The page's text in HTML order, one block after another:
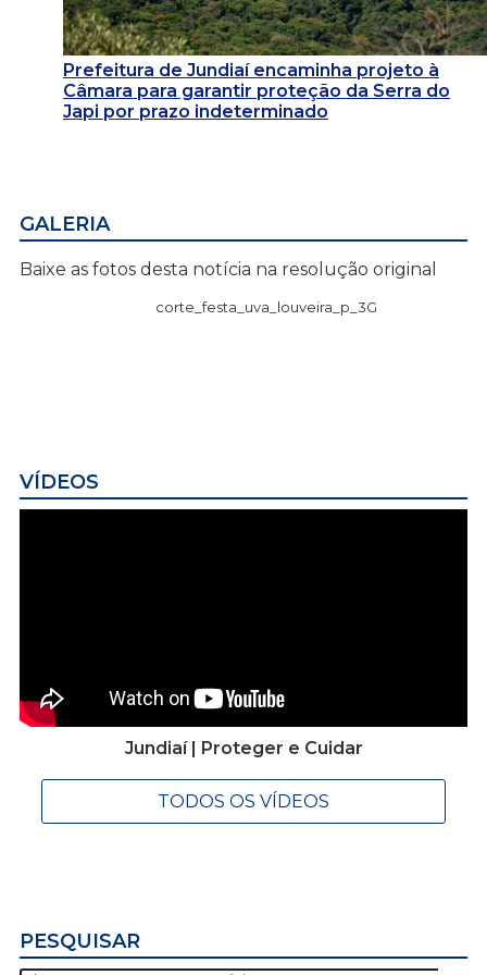
Prefeitura de Jundiaí encaminha projeto à
Câmara para garantir proteção da Serra do
Japi por prazo indeterminado
GALERIA
Baixe as fotos desta notícia na resolução original
corte_festa_uva_louveira_p_3G
VÍDEOS
Jundiaí | Proteger e Cuidar
TODOS OS VÍDEOS
PESQUISAR